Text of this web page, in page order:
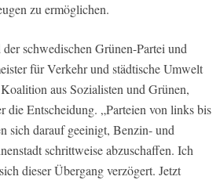
zu ermöglichen.
schwedischen Grünen-Partei und
für Verkehr und städtische Umwelt
aus Sozialisten und Grünen,
die Entscheidung. „Parteien von links bis
sich darauf geeinigt, Benzin- und
schrittweise abzuschaffen. Ich
dieser Übergang verzögert. Jetzt